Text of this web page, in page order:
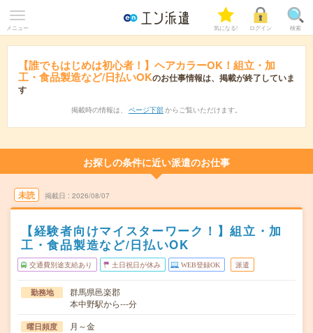
メニュー 気になる! ログイン 検索
【誰でもはじめは初心者！】ヘアカラーOK！組立・加
工・食品製造など/日払いOKのお仕事情報は、掲載が終了していま
す
掲載時の情報は、 ページ下部 からご覧いただけます。
お探しの条件に近い派遣のお仕事
未読 掲載日 2026/08/07
【経験者向けマイスターワーク！】組立・加
工・食品製造など/日払いOK
交通費別途支給あり 土日祝日が休み WEB登録OK 派遣
勤務地
群馬県邑楽郡
本中野駅から---分
曜日頻度 月～金